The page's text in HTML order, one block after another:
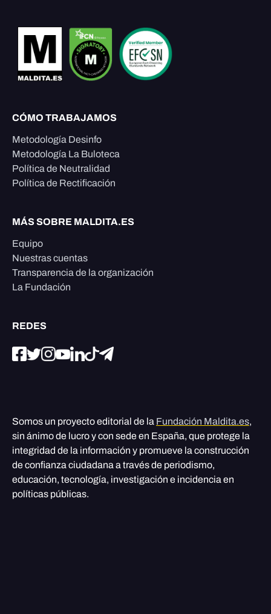
CÓMO TRABAJAMOS
Metodología Desinfo
Metodología La Buloteca
Política de Neutralidad
Política de Rectificación
MÁS SOBRE MALDITA.ES
Equipo
Nuestras cuentas
Transparencia de la organización
La Fundación
REDES
Somos un proyecto editorial de la Fundación Maldita.es,
sin ánimo de lucro y con sede en España, que protege la
integridad de la información y promueve la construcción
de confianza ciudadana a través de periodismo,
educación, tecnología, investigación e incidencia en
políticas públicas.